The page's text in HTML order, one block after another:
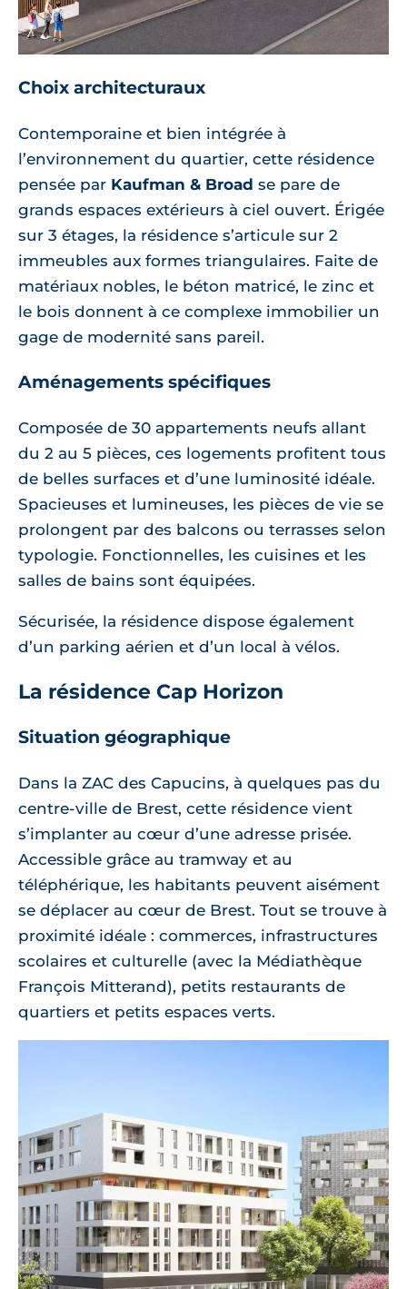
Choix architecturaux
Contemporaine et bien intégrée à
l’environnement du quartier, cette résidence
pensée par Kaufman & Broad se pare de
grands espaces extérieurs à ciel ouvert. Érigée
sur 3 étages, la résidence s’articule sur 2
immeubles aux formes triangulaires. Faite de
matériaux nobles, le béton matricé, le zinc et
le bois donnent à ce complexe immobilier un
gage de modernité sans pareil.
Aménagements spécifiques
Composée de 30 appartements neufs allant
du 2 au 5 pièces, ces logements profitent tous
de belles surfaces et d’une luminosité idéale.
Spacieuses et lumineuses, les pièces de vie se
prolongent par des balcons ou terrasses selon
typologie. Fonctionnelles, les cuisines et les
salles de bains sont équipées.
Sécurisée, la résidence dispose également
d’un parking aérien et d’un local à vélos.
La résidence Cap Horizon
Situation géographique
Dans la ZAC des Capucins, à quelques pas du
centre-ville de Brest, cette résidence vient
s’implanter au cœur d’une adresse prisée.
Accessible grâce au tramway et au
téléphérique, les habitants peuvent aisément
se déplacer au cœur de Brest. Tout se trouve à
proximité idéale : commerces, infrastructures
scolaires et culturelle (avec la Médiathèque
François Mitterand), petits restaurants de
quartiers et petits espaces verts.